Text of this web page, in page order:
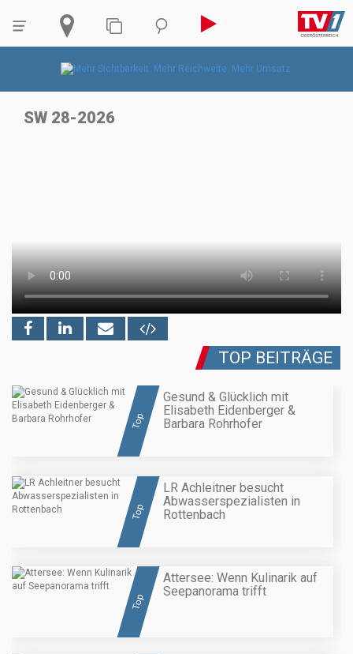
SW 28-2026
TOP BEITRÄGE
Top
Gesund & Glücklich mit
Elisabeth Eidenberger &
Barbara Rohrhofer
Top
LR Achleitner besucht
Abwasserspezialisten in
Rottenbach
Top
Attersee: Wenn Kulinarik auf
Seepanorama trifft